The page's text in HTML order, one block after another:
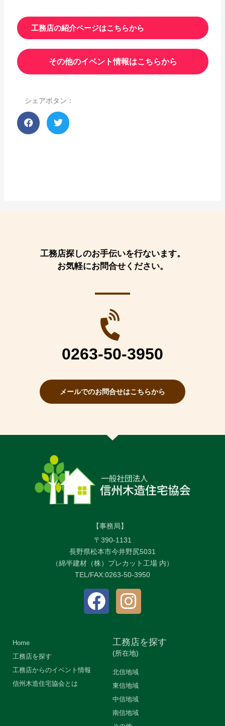
工務店の紹介ページはこちらから
その他のイベント情報はこちらから
シェアボタン：
工務店探しのお手伝いを行ないます。
お気軽にお問合せください。
0263-50-3950
メールでのお問合せはこちらから
【事務局】
〒390-1131
長野県松本市今井野尻5031
（綿半建材（株）プレカット工場 内）
TEL/FAX:0263-50-3950
Home
工務店を探す
工務店からのイベント情報
信州木造住宅協会とは
工務店を探す
(所在地)
北信地域
東信地域
中信地域
南信地域